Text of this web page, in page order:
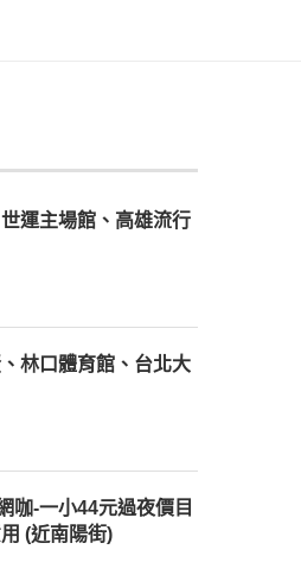
運主場館、高雄流行
林口體育館、台北大
咖-一小44元過夜價目
(近南陽街)